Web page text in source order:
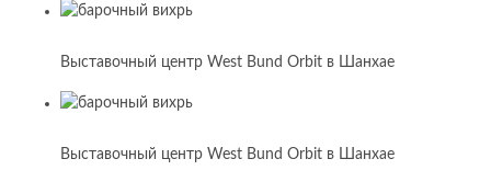
Выставочный центр West Bund Orbit в Шанхае
Выставочный центр West Bund Orbit в Шанхае